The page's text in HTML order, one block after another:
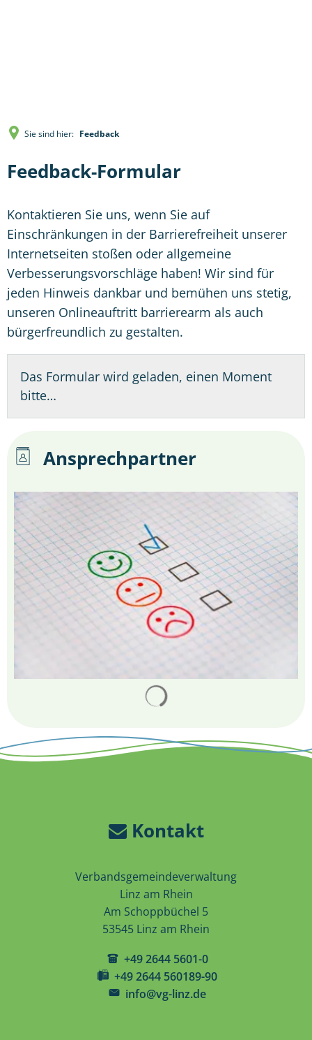
Sie sind hier: Feedback
Feedback-Formular
Kontaktieren Sie uns, wenn Sie auf
Einschränkungen in der Barrierefreiheit unserer
Internetseiten stoßen oder allgemeine
Verbesserungsvorschläge haben! Wir sind für
jeden Hinweis dankbar und bemühen uns stetig,
unseren Onlineauftritt barrierearm als auch
bürgerfreundlich zu gestalten.
Das Formular wird geladen, einen Moment
bitte…
Ansprechpartner
Kontakt
Verbandsgemeindeverwaltung
Linz am Rhein
Am Schoppbüchel 5
53545 Linz am Rhein
+49 2644 5601-0
+49 2644 560189-90
info@vg-linz.de